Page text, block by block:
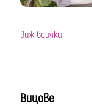
виж всички
Вицове